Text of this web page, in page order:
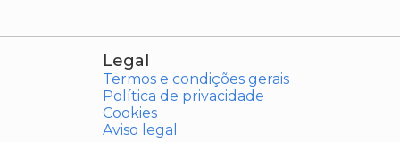
Legal
Termos e condições gerais
Política de privacidade
Cookies
Aviso legal